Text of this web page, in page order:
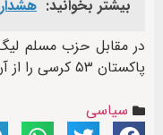
بیشتر بخوانید:
پاکستان ۵۳ کرسی را از آن خود کرده است.
سیاسی